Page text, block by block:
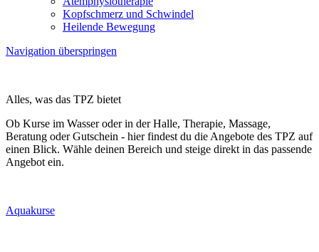
Kopfschmerz und Schwindel
Heilende Bewegung
Navigation überspringen
Alles, was das TPZ bietet
Ob Kurse im Wasser oder in der Halle, Therapie, Massage,
Beratung oder Gutschein - hier findest du die Angebote des TPZ auf
einen Blick. Wähle deinen Bereich und steige direkt in das passende
Angebot ein.
Aquakurse